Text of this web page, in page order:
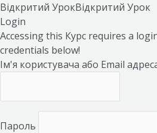
Відкритий УрокВідкритий Урок
Login
Accessing this Курс requires a
credentials below!
Ім'я користувача або Email
Пароль